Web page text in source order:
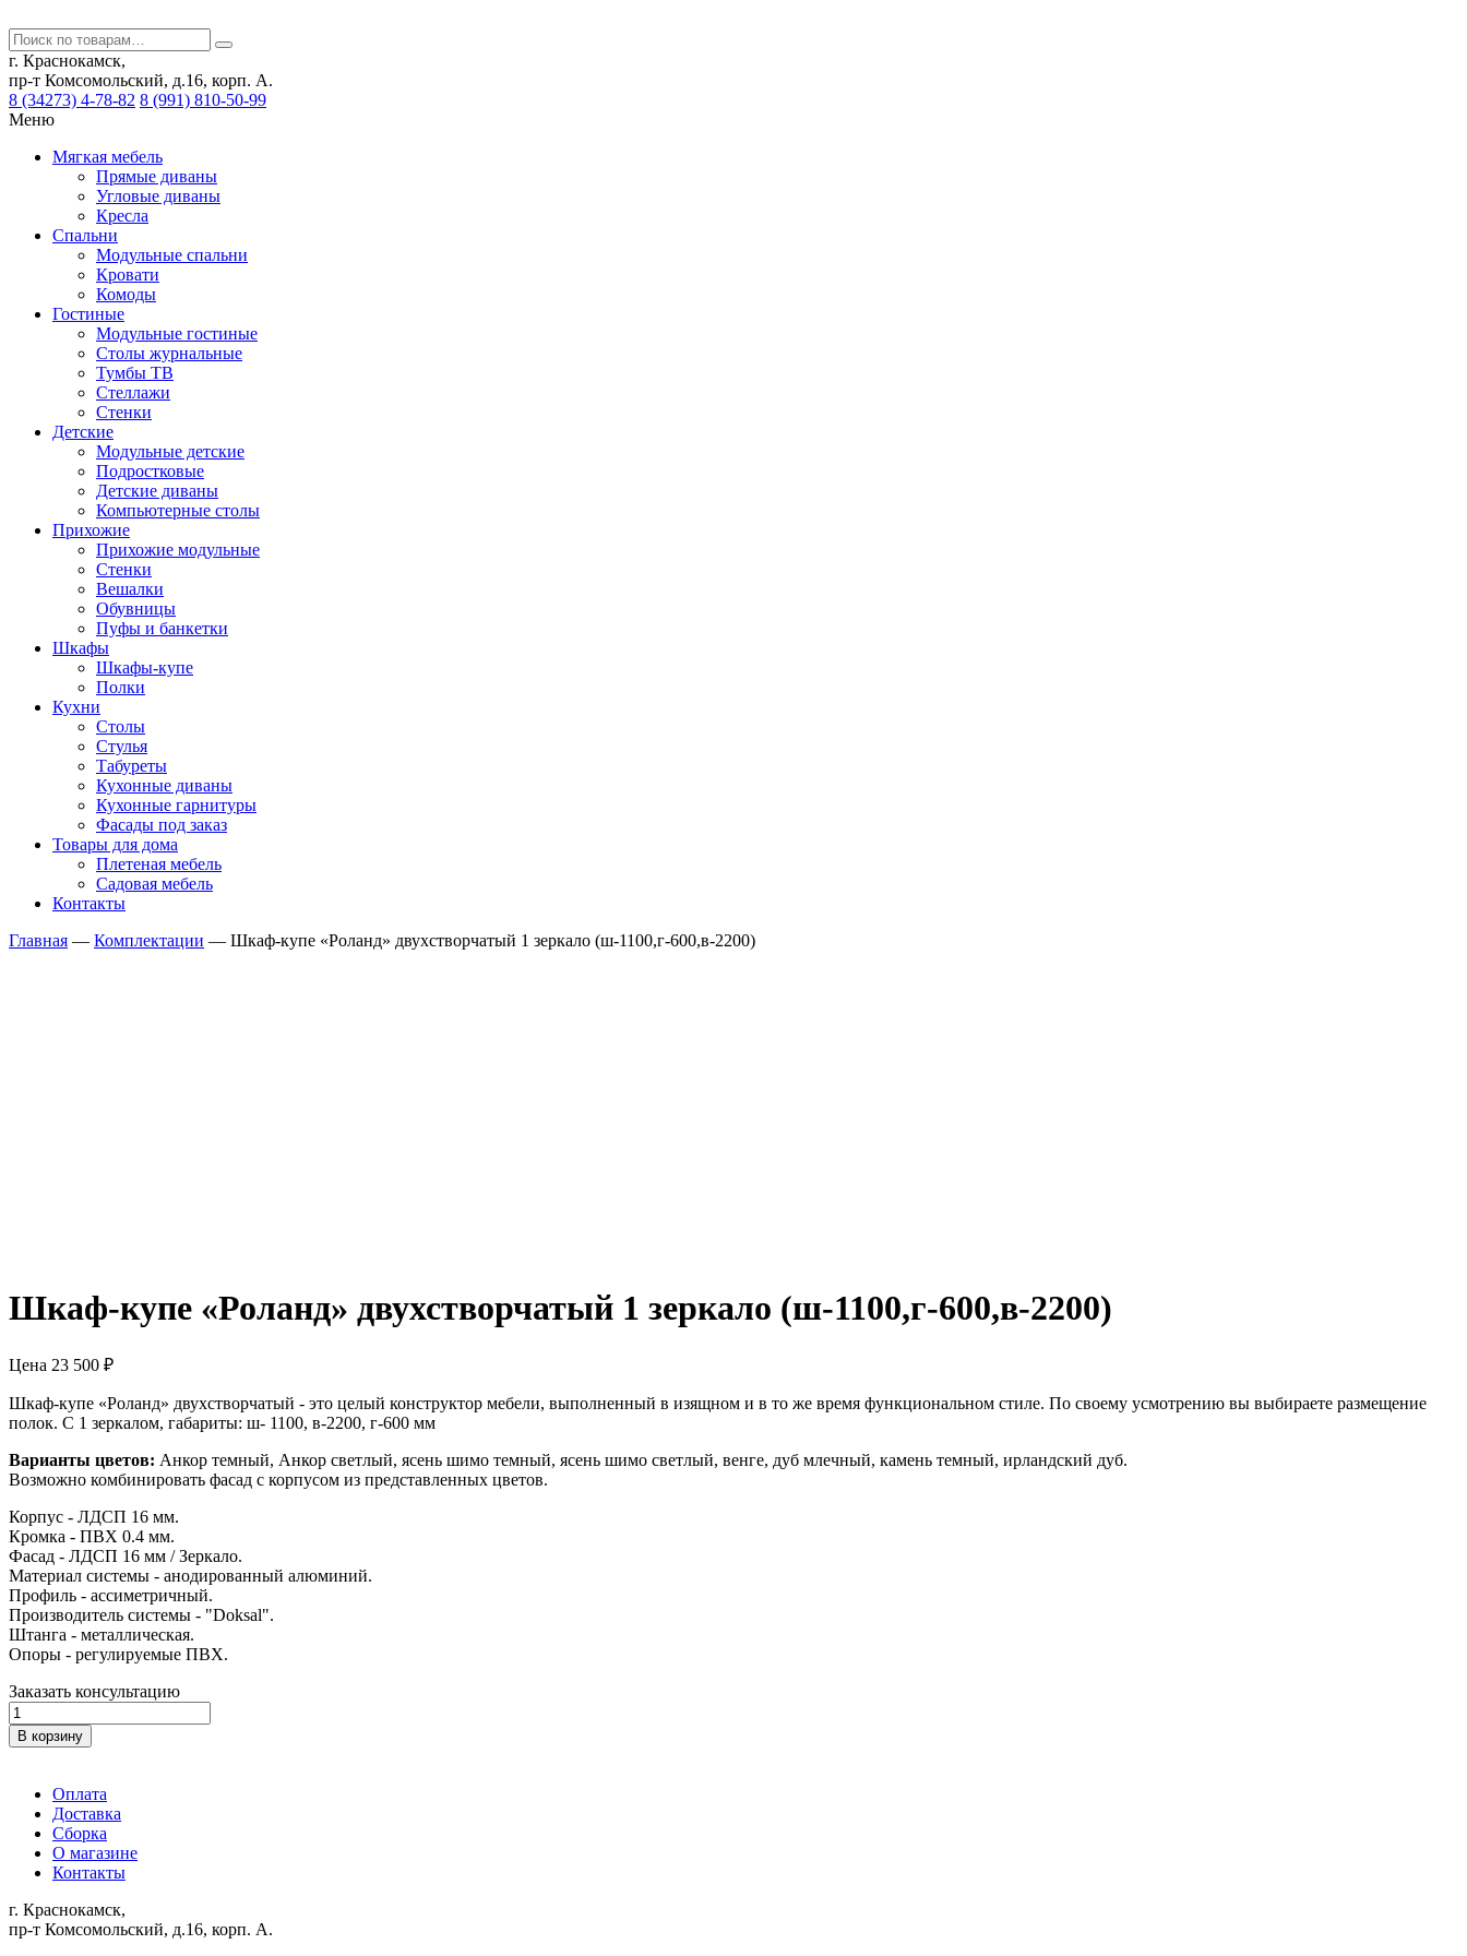
г. Краснокамск,
пр-т Комсомольский, д.16, корп. А.
8 (34273) 4-78-82 8 (991) 810-50-99
Меню
Мягкая мебель
Прямые диваны
Угловые диваны
Кресла
Спальни
Модульные спальни
Кровати
Комоды
Гостиные
Модульные гостиные
Столы журнальные
Тумбы ТВ
Стеллажи
Стенки
Детские
Модульные детские
Подростковые
Детские диваны
Компьютерные столы
Прихожие
Прихожие модульные
Стенки
Вешалки
Обувницы
Пуфы и банкетки
Шкафы
Шкафы-купе
Полки
Кухни
Столы
Стулья
Табуреты
Кухонные диваны
Кухонные гарнитуры
Фасады под заказ
Товары для дома
Плетеная мебель
Садовая мебель
Контакты
Главная — Комплектации — Шкаф-купе «Роланд» двухстворчатый 1 зеркало (ш-1100,г-600,в-2200)
Шкаф-купе «Роланд» двухстворчатый 1 зеркало (ш-1100,г-600,в-2200)
Цена 23 500 ₽
Шкаф-купе «Роланд» двухстворчатый - это целый конструктор мебели, выполненный в изящном и в то же время функциональном стиле. По своему усмотрению вы выбираете размещение
полок. С 1 зеркалом, габариты: ш- 1100, в-2200, г-600 мм
Варианты цветов: Анкор темный, Анкор светлый, ясень шимо темный, ясень шимо светлый, венге, дуб млечный, камень темный, ирландский дуб.
Возможно комбинировать фасад с корпусом из представленных цветов.
Корпус - ЛДСП 16 мм.
Кромка - ПВХ 0.4 мм.
Фасад - ЛДСП 16 мм / Зеркало.
Материал системы - анодированный алюминий.
Профиль - ассиметричный.
Производитель системы - "Doksal".
Штанга - металлическая.
Опоры - регулируемые ПВХ.
Заказать консультацию
Количество
товара
Шкаф-
«Роланд»
двухстворчатый
зеркало
(ш-1100,г-600,в-2200)
В корзину
Оплата
Доставка
Сборка
О магазине
Контакты
г. Краснокамск,
пр-т Комсомольский, д.16, корп. А.